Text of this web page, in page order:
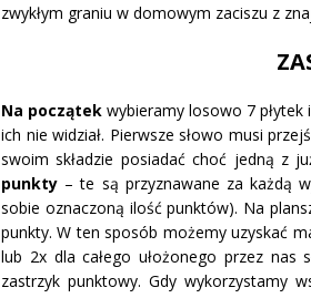
zwykłym graniu w domowym zaciszu z
Na początek wybieramy losowo 7 płytek
ich nie widział. Pierwsze słowo musi
swoim składzie posiadać choć jedną z
punkty – te są przyznawane za każdą
sobie oznaczoną ilość punktów). Na
punkty. W ten sposób możemy uzyskać
lub 2x dla całego ułożonego przez nas
zastrzyk punktowy. Gdy wykorzystamy